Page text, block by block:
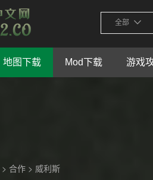
全部
地图下载 Mod下载 游戏
> 合作 > 威利斯